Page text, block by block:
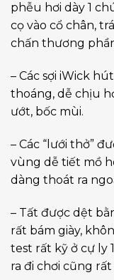
phễu hơi dày 1
cọ vào cổ chân,
chấn thương
– Các sợi iWick
thoáng, dễ chịu
ướt, bốc mùi.
– Các “lưới thở”
vùng dễ tiết mồ
dàng thoát ra
– Tất được dệt
rất bám giày,
test rất kỹ ở cự ly
ra đi chơi cũng rất